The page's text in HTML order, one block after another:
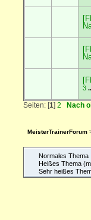
3
Seiten: [1]2 Nach
MeisterTrainerForum
Normales Thema
Heißes Thema
Sehr heißes